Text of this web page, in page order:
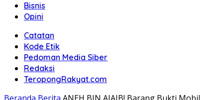
Bisnis
Opini
Catatan
Kode Etik
Pedoman Media Siber
Redaksi
TeropongRakyat.com